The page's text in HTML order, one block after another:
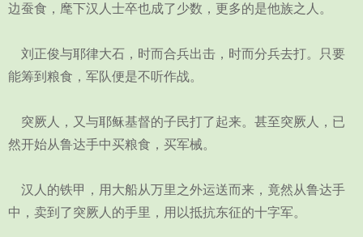
边蚕食，麾下汉人士卒也成了少数，更多的是他族之人。
刘正俊与耶律大石，时而合兵出击，时而分兵去打。只要
能筹到粮食，军队便是不听作战。
突厥人，又与耶稣基督的子民打了起来。甚至突厥人，已
然开始从鲁达手中买粮食，买军械。
汉人的铁甲，用大船从万里之外运送而来，竟然从鲁达手
中，卖到了突厥人的手里，用以抵抗东征的十字军。